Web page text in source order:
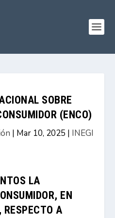
SOBRE
(ENCO)
| Mar 10, 2025 | INEGI
LA
EN
RESPECTO A